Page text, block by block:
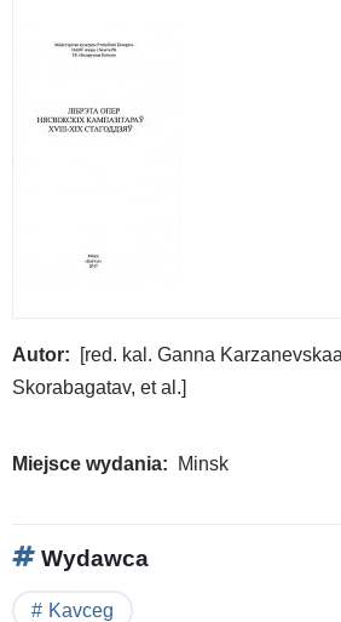
Autor
[red. kal. Ganna
Skorabagatav, et al.]
Miejsce wydania Minsk
Wydawca
Kavceg